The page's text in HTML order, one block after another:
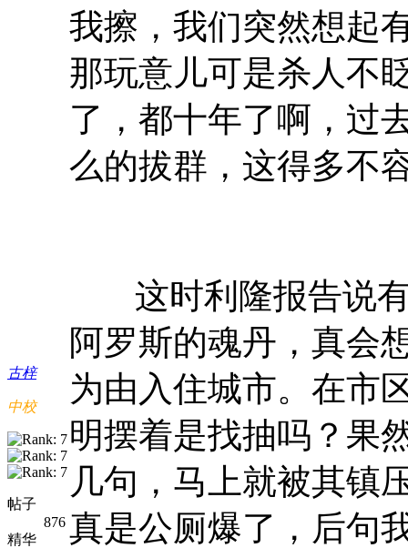
古梓
中校
帖子
876
精华
我擦，我们突然想起
那玩意儿可是杀人不
了，都十年了啊，过
么的拔群，这得多不
这时利隆报告说
阿罗斯的魂丹，真会
为由入住城市。在市
明摆着是找抽吗？果
几句，马上就被其镇
真是公厕爆了，后句